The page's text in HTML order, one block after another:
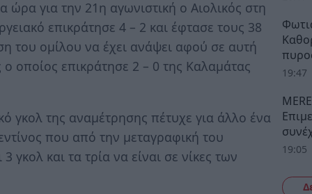
ώρα για την 21η αγωνιστική ο Αιολικός στη
επικράτησε 4 – 2 και έφτασε τους 38
του ομίλου να έχει ανάψει αφού σε αυτή
οποίος επικράτησε 2 – 0 της Καλαμάτας
γκολ της αναμέτρησης πέτυχε για άλλο ένα
που από την μεταγραφική του
γκολ και τα τρία να είναι σε νίκες των
19:47
19:05